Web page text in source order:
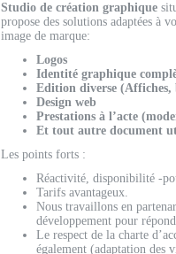
Studio de création graphique
propose des solutions adaptées à
image de marque:
Logos
Identité graphique
Edition diverse (Affiches,
Design web
Prestations à l’acte
Et tout autre document
Les points forts :
Réactivité, disponibilité -
Tarifs avantageux.
Nous travaillons en
développement pour
Le respect de la charte
également (adaptation des